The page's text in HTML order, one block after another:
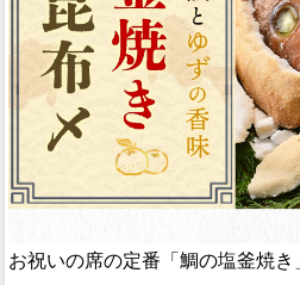
お祝いの席の定番「鯛の塩釜焼き